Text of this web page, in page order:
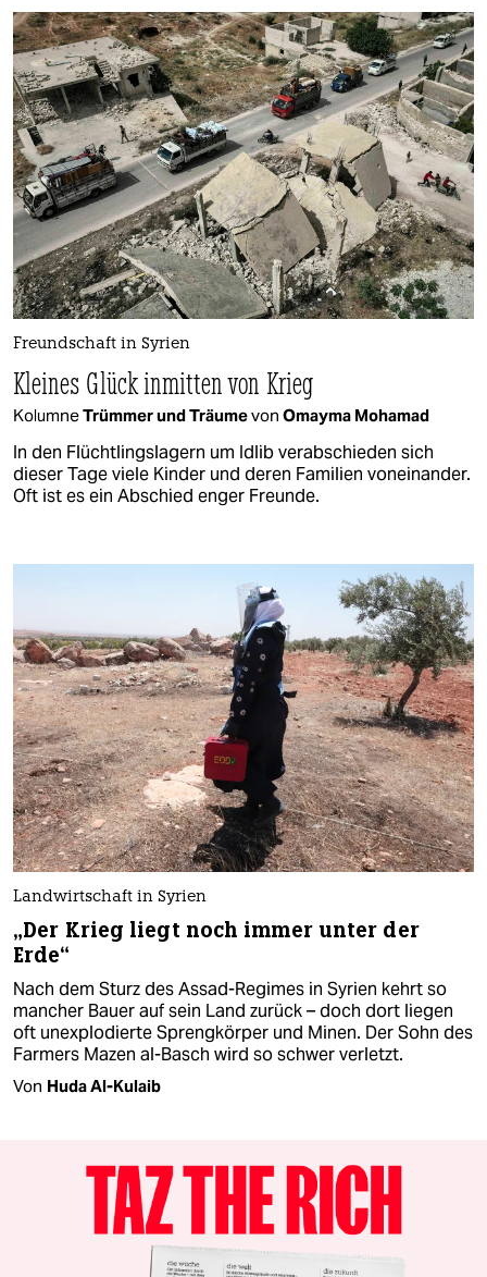
Freundschaft in Syrien
Kleines Glück inmitten von Krieg
KolumneTrümmer und Träumevon Omayma Mohamad
In den Flüchtlingslagern um Idlib verabschieden sich
dieser Tage viele Kinder und deren Familien voneinander.
Oft ist es ein Abschied enger Freunde.
Landwirtschaft in Syrien
„Der Krieg liegt noch immer unter der
Erde“
Nach dem Sturz des Assad-Regimes in Syrien kehrt so
mancher Bauer auf sein Land zurück – doch dort liegen
oft unexplodierte Sprengkörper und Minen. Der Sohn des
Farmers Mazen al-Basch wird so schwer verletzt.
Von Huda Al-Kulaib